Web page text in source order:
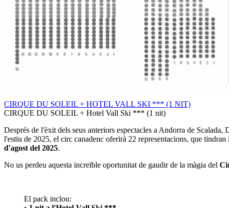
CIRQUE DU SOLEIL + HOTEL VALL SKI *** (1 NIT)
CIRQUE DU SOLEIL + Hotel Vall Ski *** (1 nit)
Després de l'èxit dels seus anteriors espectacles a Andorra de
l'estiu de 2025, el circ canadenc oferirà 22 representacions, que
d'agost del 2025.
No us perdeu aquesta increïble oportunitat de gaudir de la màgia del
El pack inclou: